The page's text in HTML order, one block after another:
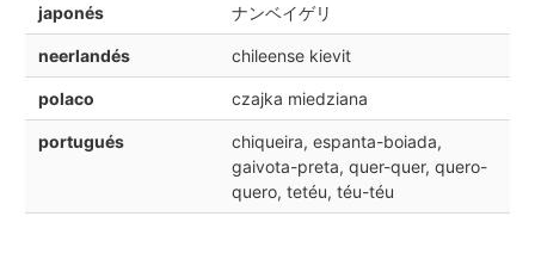
japonés ナンベイゲリ
neerlandés chileense kievit
polaco czajka miedziana
portugués
chiqueira, espanta-boiada,
gaivota-preta, quer-quer, quero-
quero, tetéu, téu-téu